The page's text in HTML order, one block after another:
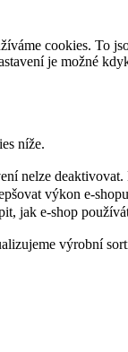
cookies. To
je možné
níže.
nelze
výkon e-
jak e-shop
výrobní